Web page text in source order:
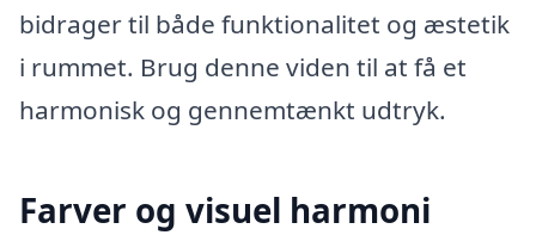
bidrager til både funktionalitet og æstetik
i rummet. Brug denne viden til at få et
harmonisk og gennemtænkt udtryk.
Farver og visuel harmoni